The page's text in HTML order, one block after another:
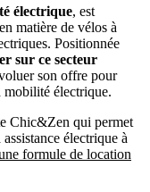
électrique, est
matière de vélos à
Positionnée
sur ce secteur
son offre pour
mobilité électrique.
Chic&Zen qui permet
électrique à
formule de location